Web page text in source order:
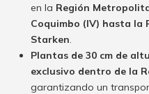
en la Región
Coquimbo (IV) hasta la
Starken.
Plantas de 30 cm de
exclusivo dentro de la
garantizando un